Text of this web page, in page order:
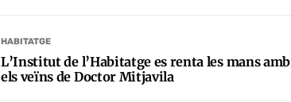
HABITATGE
L’Institut de l’Habitatge es renta les mans amb
els veïns de Doctor Mitjavila